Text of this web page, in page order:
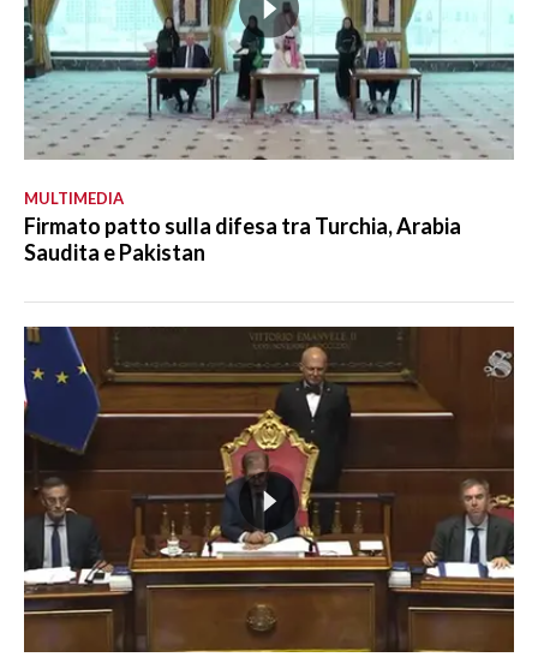
MULTIMEDIA
Firmato patto sulla difesa tra Turchia, Arabia
Saudita e Pakistan